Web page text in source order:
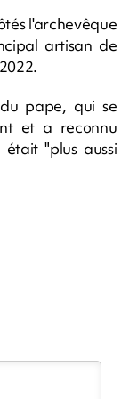
l'archevêque
artisan de
pape, qui se
et a reconnu
"plus aussi